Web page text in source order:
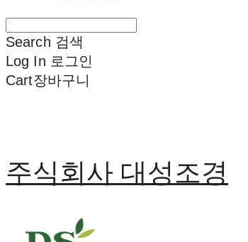
Search 검색
Log In 로그인
Cart장바구니
주식회사 대성조경